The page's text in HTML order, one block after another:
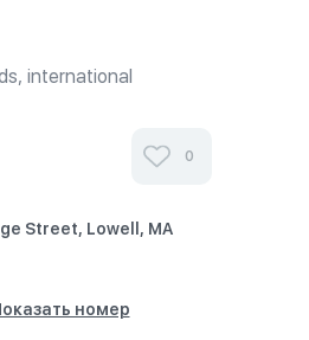
international
0
Street, Lowell, MA
номер